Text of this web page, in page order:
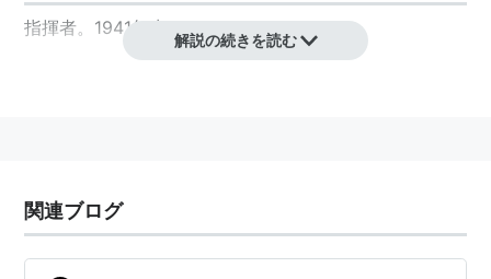
指揮者。1941年生れ。
解説の続きを読む
関連ブログ